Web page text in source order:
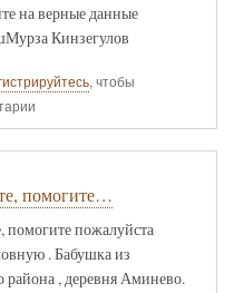
на верные данные
Кинзегулов
, чтобы
помогите…
помогите пожалуйста
. Бабушка из
, деревня Аминево.